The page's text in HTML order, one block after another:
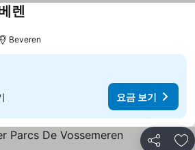
렌
Beveren
요금 보기
공유